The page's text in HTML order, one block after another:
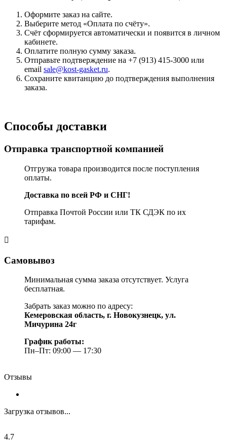
Оформите заказ на сайте.
Выберите метод «Оплата по счёту».
Счёт сформируется автоматически и появится в личном
кабинете.
Оплатите полную сумму заказа.
Отправьте подтверждение на +7 (913) 415-3000 или
email sale@kost-gasket.ru.
Сохраните квитанцию до подтверждения выполнения
заказа.
Способы доставки
Отправка транспортной компанией
Отгрузка товара производится после поступления
оплаты.
Доставка по всей РФ и СНГ!
Отправка Почтой России или ТК СДЭК по их
тарифам.
Самовывоз
Минимальная сумма заказа отсутствует. Услуга
бесплатная.
Забрать заказ можно по адресу:
Кемеровская область, г. Новокузнецк, ул.
Мичурина 24г
График работы:
Пн–Пт: 09:00 — 17:30
Отзывы
Загрузка отзывов...
4.7